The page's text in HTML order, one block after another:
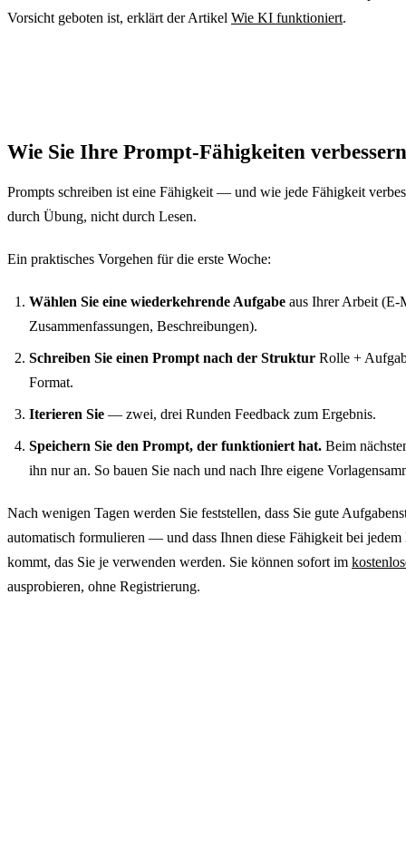
Reagieren Sie mit
Halluzinationen.
Vorsicht geboten ist, erklärt der Artikel Wie KI funktioniert.
Wie Sie Ihre Prompt-Fähigkeiten verbessern
Prompts schreiben ist eine Fähigkeit — und wie jede Fähigkeit
durch Übung, nicht durch Lesen.
Ein praktisches Vorgehen für die erste Woche:
Wählen Sie eine wiederkehrende Aufgabe aus Ihrer Arbeit (E-
Zusammenfassungen, Beschreibungen).
Schreiben Sie einen Prompt nach der Struktur Rolle +
Format.
Iterieren Sie — zwei, drei Runden Feedback zum Ergebnis.
Speichern Sie den Prompt, der funktioniert hat. Beim
ihn nur an. So bauen Sie nach und nach Ihre eigene
Nach wenigen Tagen werden Sie feststellen, dass Sie gute
automatisch formulieren — und dass Ihnen diese Fähigkeit bei
kommt, das Sie je verwenden werden. Sie können sofort im
ausprobieren, ohne Registrierung.